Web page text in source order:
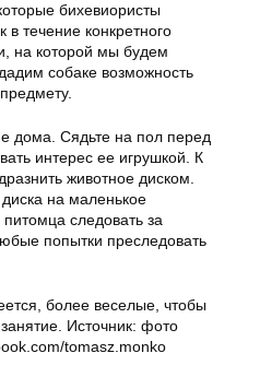
бихевиористы
в течение конкретного
на которой мы будем
собаке возможность
дома. Сядьте на пол перед
интерес ее игрушкой. К
животное диском.
на маленькое
следовать за
попытки преследовать
более веселые, чтобы
Источник: фото
tomasz.monko